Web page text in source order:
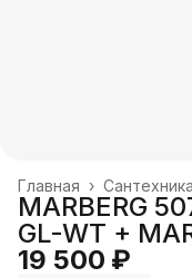
Сантехника
Главная ›
MARBERG
GL-WT +
19 500 ₽